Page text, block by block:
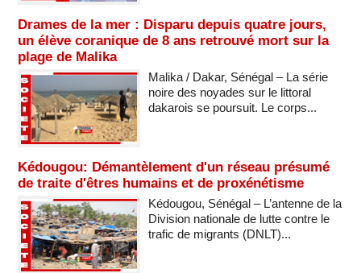
Drames de la mer : Disparu depuis quatre jours,
un élève coranique de 8 ans retrouvé mort sur la
plage de Malika
Malika / Dakar, Sénégal – La série
noire des noyades sur le littoral
dakarois se poursuit. Le corps...
Kédougou: Démantèlement d'un réseau présumé
de traite d'êtres humains et de proxénétisme
Kédougou, Sénégal – L’antenne de la
Division nationale de lutte contre le
trafic de migrants (DNLT)...